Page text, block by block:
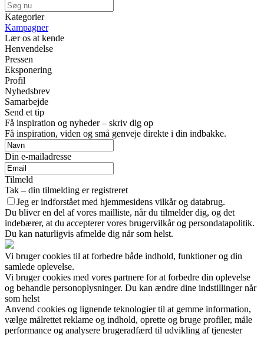
Kategorier
Kampagner
Lær os at kende
Henvendelse
Pressen
Eksponering
Profil
Nyhedsbrev
Samarbejde
Send et tip
Få inspiration og nyheder – skriv dig op
Få inspiration, viden og små genveje direkte i din indbakke.
Din e-mailadresse
Tilmeld
Tak – din tilmelding er registreret
Jeg er indforstået med hjemmesidens vilkår og databrug.
Du bliver en del af vores mailliste, når du tilmelder dig, og det
indebærer, at du accepterer vores brugervilkår og persondatapolitik.
Du kan naturligvis afmelde dig når som helst.
Vi bruger cookies til at forbedre både indhold, funktioner og din
samlede oplevelse.
Vi bruger cookies med vores partnere for at forbedre din oplevelse
og behandle personoplysninger. Du kan ændre dine indstillinger når
som helst
Anvend cookies og lignende teknologier til at gemme information,
vælge målrettet reklame og indhold, oprette og bruge profiler, måle
performance og analysere brugeradfærd til udvikling af tjenester